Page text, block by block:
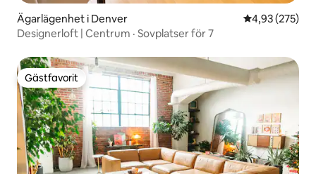
Ägarlägenhet i Denver 4,93 av 5 i
4,93 (275)
Designerloft | Centrum · Sovplatser för 7
Gästfavorit
Gästfavorit